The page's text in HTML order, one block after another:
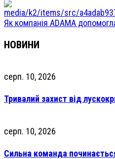
Як компанія ADAMA
НОВИНИ
серп. 10, 2026
Тривалий захист від
серп. 10, 2026
Сильна команда